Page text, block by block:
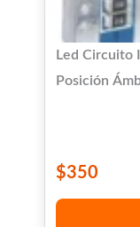
Led Circuito
Posición
$350